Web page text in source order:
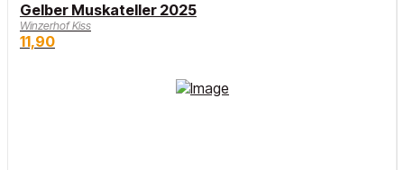
Gelber Muskateller 2025
Winzerhof Kiss
11,90